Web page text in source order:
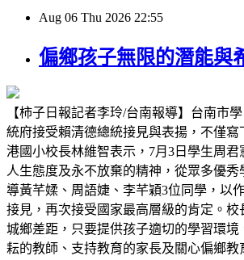
Aug 06 Thu 2026 22:55
偏鄉孩子無限的潛能與
【柿子日報記者李玲/台南報導】台南市
統府接受賴清德總統接見與表揚，不僅
港國小校長林維智表示，7月3日學生周
人生態度及永不放棄的精神，從眾多優
導黃芊媃、周語婕、李芊穎3位同學，以
接見，再次接受國家最高層級的肯定。
城鄉差距，只要提供孩子適切的學習環
耘的教師、支持教育的家長及關心偏鄉